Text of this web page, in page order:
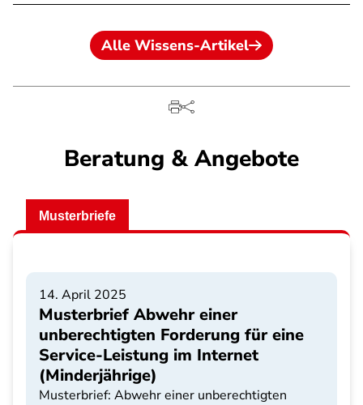
Alle Wissens-Artikel
Beratung & Angebote
Musterbriefe
14. April 2025
Musterbrief Abwehr einer
unberechtigten Forderung für eine
Service-Leistung im Internet
(Minderjährige)
Musterbrief: Abwehr einer unberechtigten